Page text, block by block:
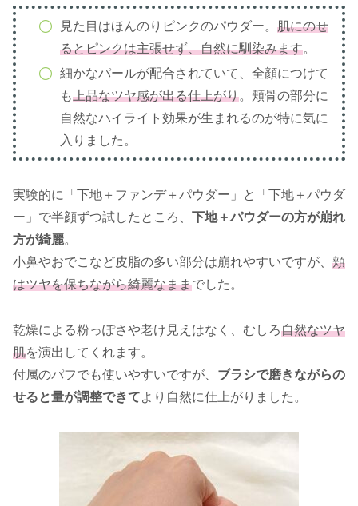
見た目はほんのりピンクのパウダー。 肌にのせ
るとピンクは主張せず、自然に馴染みます。
細かなパールが配合されていて、全顔につけて
も上品なツヤ感が出る仕上がり。頬骨の部分に
自然なハイライト効果が生まれるのが特に気に
入りました。
実験的に「下地＋ファンデ＋パウダー」と「下地＋パウダ
ー」で半顔ずつ試したところ、 下地＋パウダーの方が崩れ
方が綺麗。
小鼻やおでこなど皮脂の多い部分は崩れやすいですが、 頬
はツヤを保ちながら綺麗なままでした。
乾燥による粉っぽさや老け見えはなく、むしろ自然なツヤ
肌を演出してくれます。
付属のパフでも使いやすいですが、 ブラシで磨きながらの
せると量が調整できてより自然に仕上がりました。